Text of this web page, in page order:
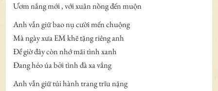
Ươm nắng mới , với xuân nồng đến muộn
Anh vẫn giữ bao nụ cười mến chuộng
Mà ngày xưa EM khẽ tặng riêng anh
Để giờ đây còn nhớ mãi tình xanh
Đang héo úa bởi tình đà xa vắng
Anh vẫn giữ túi hành trang trĩu nặng